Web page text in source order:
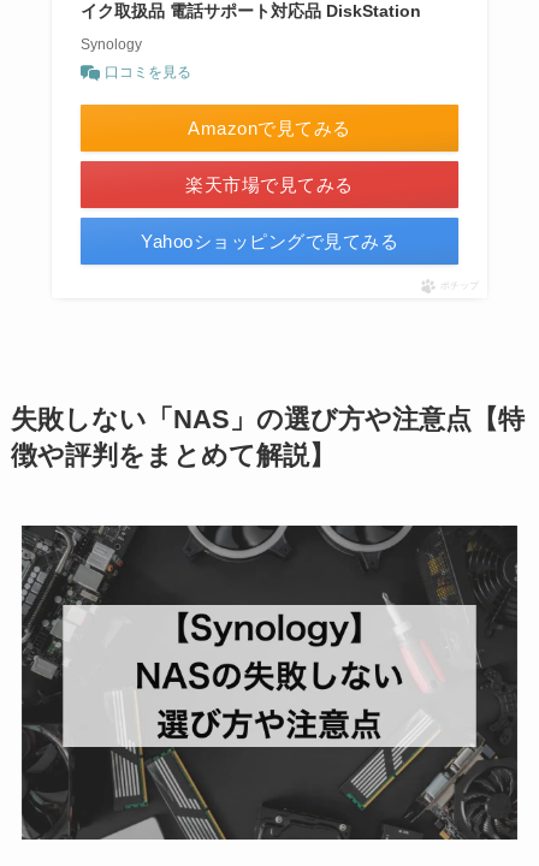
イク取扱品 電話サポート対応品 DiskStation
Synology
口コミを見る
Amazonで見てみる
楽天市場で見てみる
Yahooショッピングで見てみる
ポチップ
失敗しない「NAS」の選び方や注意点【特
徴や評判をまとめて解説】